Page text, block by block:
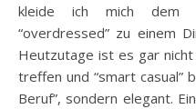
kleide ich mich dem
“overdressed” zu einem
Heutzutage ist es gar
treffen und “smart casual”
Beruf”, sondern elegant.